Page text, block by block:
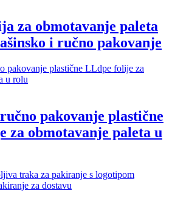
za obmotavanje paleta
i ručno pakovanje
pakovanje plastične
za obmotavanje paleta u